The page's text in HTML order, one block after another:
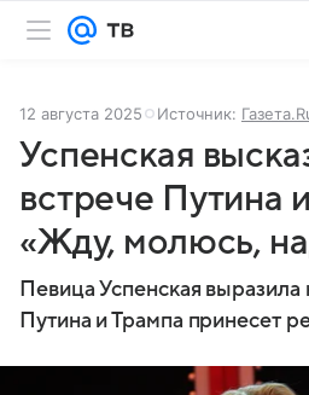
12 августа 2025 Источник:
Успенская
встрече Путина
«Жду, молюсь,
Певица Успенская выразила
Путина и Трампа принесет